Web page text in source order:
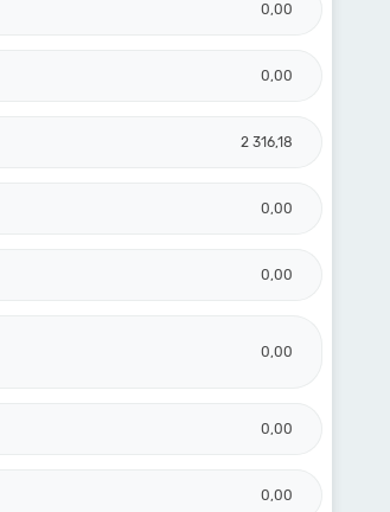
0,00
0,00
2 316,18
0,00
0,00
0,00
0,00
0,00